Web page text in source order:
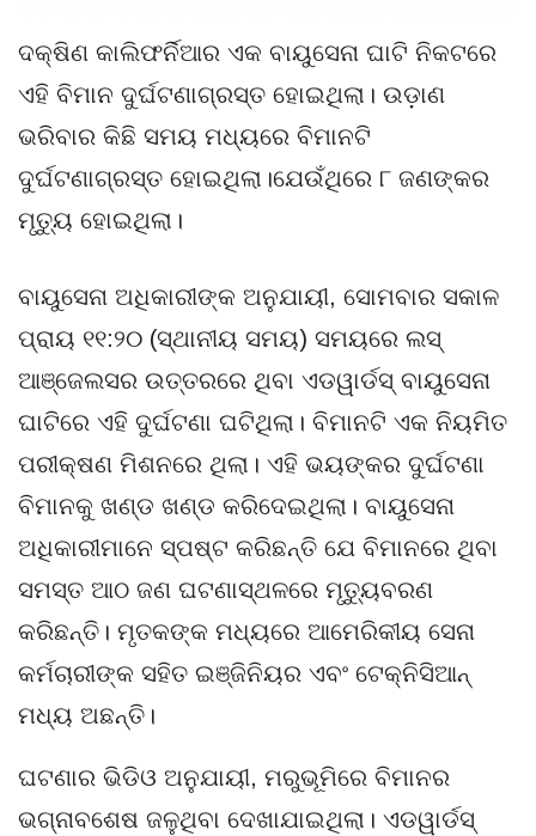
ଦକ୍ଷିଣ କାଲିଫର୍ନିଆର ଏକ ବାୟୁସେନା ଘାଟି ନିକଟରେ
ଏହି ବିମାନ ଦୁର୍ଘଟଣାଗ୍ରସ୍ତ ହୋଇଥିଲା। ଉଡ଼ାଣ
ଭରିବାର କିଛି ସମୟ ମଧ୍ୟରେ ବିମାନଟି
ଦୁର୍ଘଟଣାଗ୍ରସ୍ତ ହୋଇଥିଲା।ଯେଉଁଥିରେ ୮ ଜଣଙ୍କର
ମୃତ୍ୟୁ ହୋଇଥିଲା।
ବାୟୁସେନା ଅଧିକାରୀଙ୍କ ଅନୁଯାୟୀ, ସୋମବାର ସକାଳ
ପ୍ରାୟ ୧୧:୨୦ (ସ୍ଥାନୀୟ ସମୟ) ସମୟରେ ଲସ୍
ଆଞ୍ଜେଲସର ଉତ୍ତରରେ ଥିବା ଏଡୱାର୍ଡସ୍ ବାୟୁସେନା
ଘାଟିରେ ଏହି ଦୁର୍ଘଟଣା ଘଟିଥିଲା। ବିମାନଟି ଏକ ନିୟମିତ
ପରୀକ୍ଷଣ ମିଶନରେ ଥିଲା। ଏହି ଭୟଙ୍କର ଦୁର୍ଘଟଣା
ବିମାନକୁ ଖଣ୍ଡ ଖଣ୍ଡ କରିଦେଇଥିଲା। ବାୟୁସେନା
ଅଧିକାରୀମାନେ ସ୍ପଷ୍ଟ କରିଛନ୍ତି ଯେ ବିମାନରେ ଥିବା
ସମସ୍ତ ଆଠ ଜଣ ଘଟଣାସ୍ଥଳରେ ମୃତ୍ୟୁବରଣ
କରିଛନ୍ତି। ମୃତକଙ୍କ ମଧ୍ୟରେ ଆମେରିକୀୟ ସେନା
କର୍ମଚାରୀଙ୍କ ସହିତ ଇଞ୍ଜିନିୟର ଏବଂ ଟେକ୍ନିସିଆନ୍
ମଧ୍ୟ ଅଛନ୍ତି।
ଘଟଣାର ଭିଡିଓ ଅନୁଯାୟୀ, ମରୁଭୂମିରେ ବିମାନର
ଭଗ୍ନାବଶେଷ ଜଳୁଥିବା ଦେଖାଯାଇଥିଲା। ଏଡୱାର୍ଡସ୍